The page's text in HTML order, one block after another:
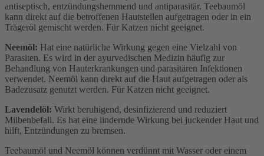
antiseptisch, entzündungshemmend und antiparasitär. Teebaumöl
kann direkt auf die betroffenen Hautstellen aufgetragen oder in ein
Trägeröl gemischt werden. Für Katzen nicht geeignet.
Neemöl: Hat eine natürliche Wirkung gegen eine Vielzahl von
Parasiten. Es wird in der ayurvedischen Medizin häufig zur
Behandlung von Hauterkrankungen und parasitären Infektionen
verwendet. Neemöl kann direkt auf die Haut aufgetragen oder als
Badezusatz genutzt werden. Für Katzen nicht geeignet.
Lavendelöl: Wirkt beruhigend, desinfizierend und reduziert
Milbenbefall. Es hat eine lindernde Wirkung bei juckender Haut und
hilft, Entzündungen zu bremsen.
Teebaumöl und Neemöl können verdünnt mit Wasser oder einem